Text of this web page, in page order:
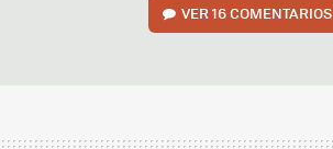
VER16 COMENTARIOS